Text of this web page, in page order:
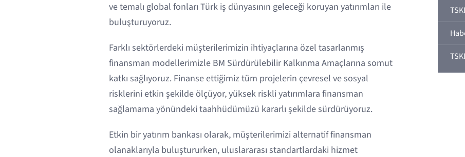
ve temalı global fonları Türk iş dünyasının geleceği koruyan yatırımları ile
buluşturuyoruz.
Farklı sektörlerdeki müşterilerimizin ihtiyaçlarına özel tasarlanmış
finansman modellerimizle BM Sürdürülebilir Kalkınma Amaçlarına somut
katkı sağlıyoruz. Finanse ettiğimiz tüm projelerin çevresel ve sosyal
risklerini etkin şekilde ölçüyor, yüksek riskli yatırımlara finansman
sağlamama yönündeki taahhüdümüzü kararlı şekilde sürdürüyoruz.
Etkin bir yatırım bankası olarak, müşterilerimizi alternatif finansman
olanaklarıyla buluştururken, uluslararası standartlardaki hizmet